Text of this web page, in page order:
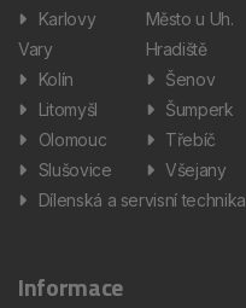
Karlovy
Vary
Kolín
Litomyšl
Olomouc
Slušovice
Město u Uh.
Hradiště
Šenov
Šumperk
Třebíč
Všejany
Dílenská a servisní technika
Informace